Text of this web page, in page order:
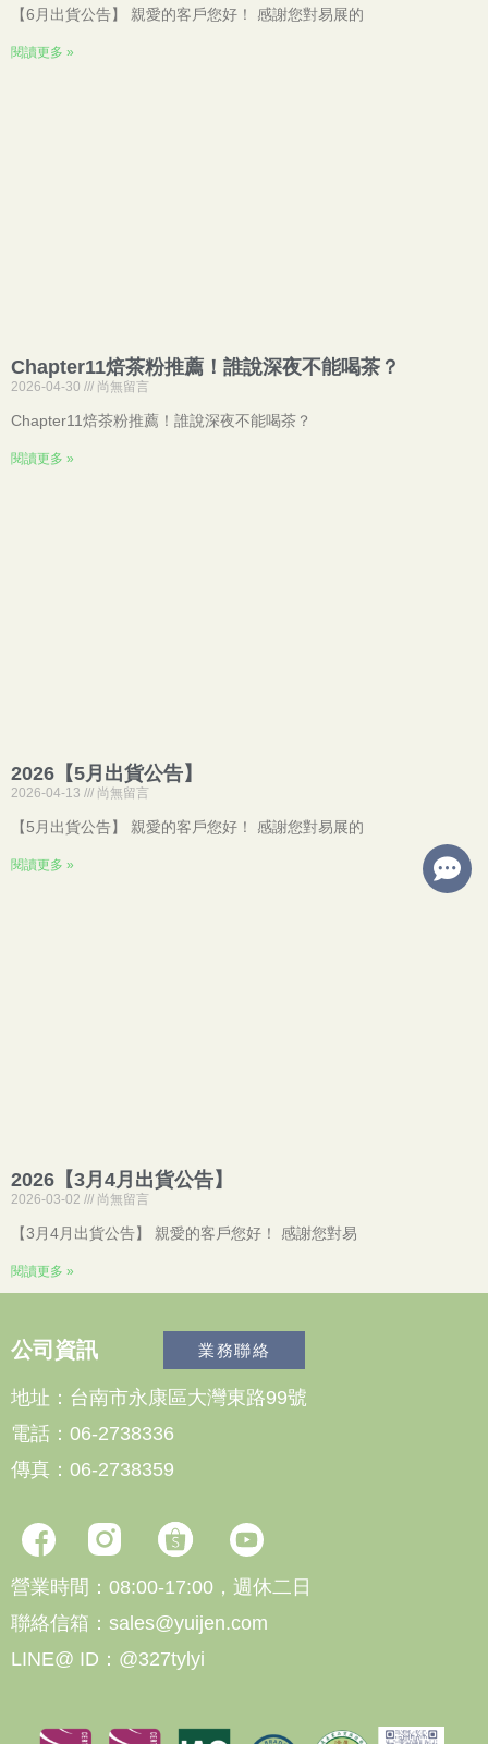
【6月出貨公告】 親愛的客戶您好！ 感謝您對易展的
閱讀更多 »
Chapter11焙茶粉推薦！誰說深夜不能喝茶？
2026-04-30 尚無留言
Chapter11焙茶粉推薦！誰說深夜不能喝茶？
閱讀更多 »
2026【5月出貨公告】
2026-04-13 尚無留言
【5月出貨公告】 親愛的客戶您好！ 感謝您對易展的
閱讀更多 »
2026【3月4月出貨公告】
2026-03-02 尚無留言
【3月4月出貨公告】 親愛的客戶您好！ 感謝您對易
閱讀更多 »
公司資訊 業務聯絡
地址：台南市永康區大灣東路99號
電話：06-2738336
傳真：06-2738359
營業時間：08:00-17:00，週休二日
聯絡信箱：sales@yuijen.com
LINE@ ID：@327tylyi